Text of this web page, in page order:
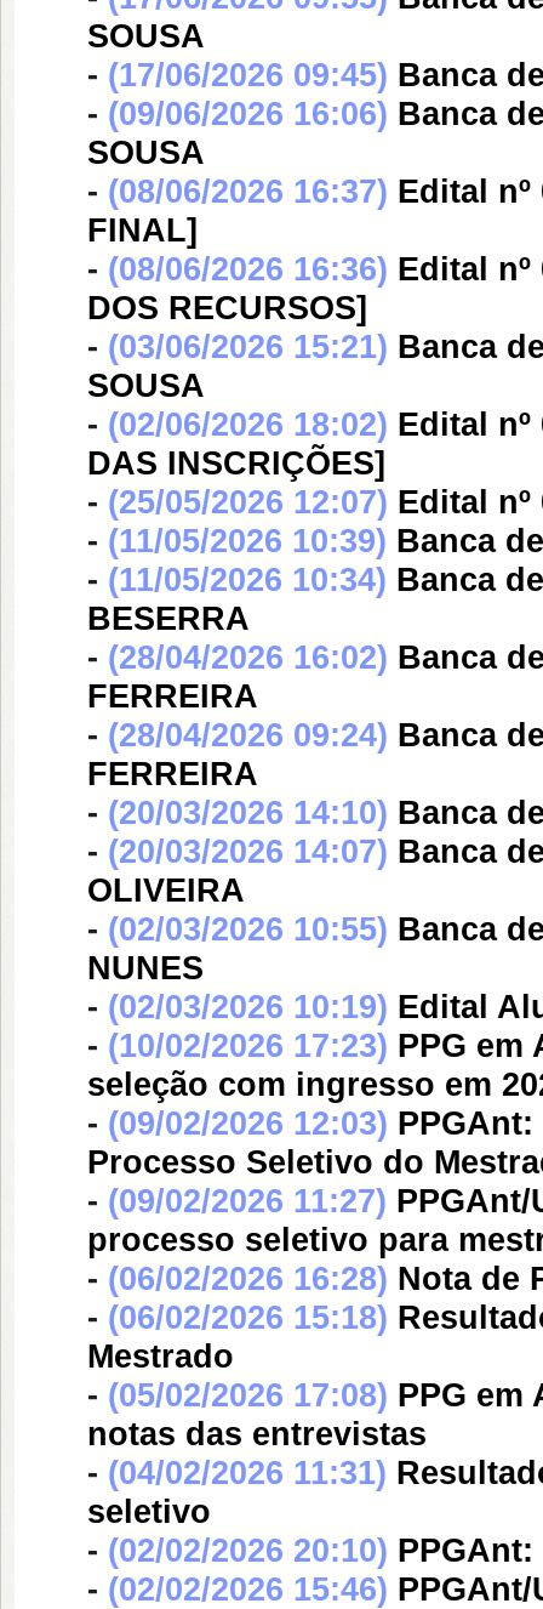
SOUSA
- (17/06/2026 09:45) Banca
- (09/06/2026 16:06) Banca
SOUSA
- (08/06/2026 16:37) Edital nº
FINAL]
- (08/06/2026 16:36) Edital nº
DOS RECURSOS]
- (03/06/2026 15:21) Banca
SOUSA
- (02/06/2026 18:02) Edital nº
DAS INSCRIÇÕES]
- (25/05/2026 12:07) Edital nº
- (11/05/2026 10:39) Banca
- (11/05/2026 10:34) Banca
BESERRA
- (28/04/2026 16:02) Banca
FERREIRA
- (28/04/2026 09:24) Banca
FERREIRA
- (20/03/2026 14:10) Banca
- (20/03/2026 14:07) Banca
OLIVEIRA
- (02/03/2026 10:55) Banca
NUNES
- (02/03/2026 10:19) Edital
- (10/02/2026 17:23) PPG
seleção com ingresso em
- (09/02/2026 12:03)
Processo Seletivo do
- (09/02/2026 11:27)
processo seletivo para
- (06/02/2026 16:28) Nota de
- (06/02/2026 15:18)
Mestrado
- (05/02/2026 17:08) PPG
notas das entrevistas
- (04/02/2026 11:31)
seletivo
- (02/02/2026 20:10)
- (02/02/2026 15:46)